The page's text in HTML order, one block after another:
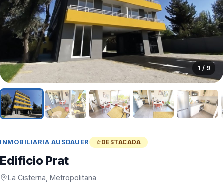
1 / 9
INMOBILIARIA AUSDAUER DESTACADA
Edificio Prat
La Cisterna, Metropolitana